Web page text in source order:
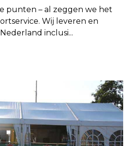
punten – al zeggen we het
Wij leveren en
inclusi...